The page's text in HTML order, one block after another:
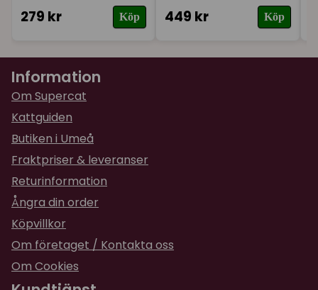
279 kr Köp 449 kr Köp
Information
Om Supercat
Kattguiden
Butiken i Umeå
Fraktpriser & leveranser
Returinformation
Ångra din order
Köpvillkor
Om företaget / Kontakta oss
Om Cookies